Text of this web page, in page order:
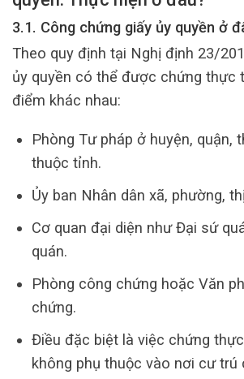
3.1. Công chứng giấy ủy quyền ở
Theo quy định tại Nghị định 23/
ủy quyền có thể được chứng thực
điểm khác nhau:
Phòng Tư pháp ở huyện, quận,
thuộc tỉnh.
Ủy ban Nhân dân xã, phường,
Cơ quan đại diện như Đại sứ
quán.
Phòng công chứng hoặc Văn
chứng.
Điều đặc biệt là việc chứng
không phụ thuộc vào nơi cư trú